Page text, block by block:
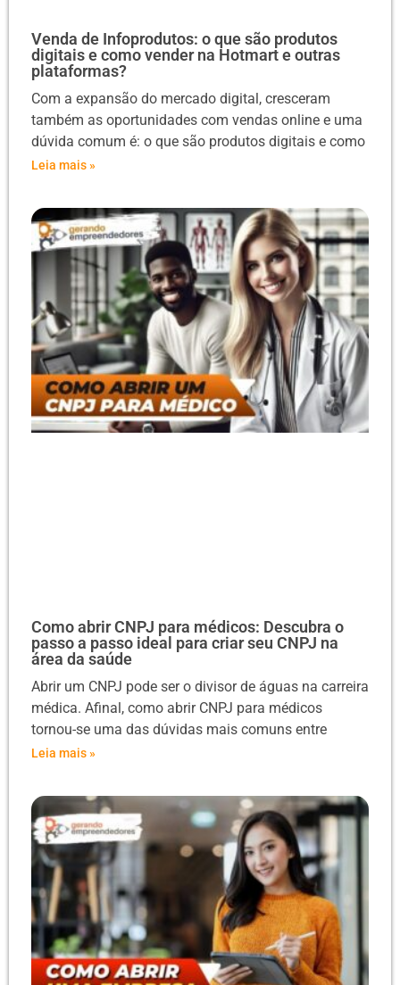
Venda de Infoprodutos: o que são produtos
digitais e como vender na Hotmart e outras
plataformas?
Com a expansão do mercado digital, cresceram
também as oportunidades com vendas online e uma
dúvida comum é: o que são produtos digitais e como
Leia mais »
Como abrir CNPJ para médicos: Descubra o
passo a passo ideal para criar seu CNPJ na
área da saúde
Abrir um CNPJ pode ser o divisor de águas na carreira
médica. Afinal, como abrir CNPJ para médicos
tornou-se uma das dúvidas mais comuns entre
Leia mais »